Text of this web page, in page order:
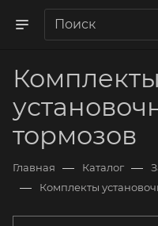
Комплекты
тормозов
Главная — Каталог —
— Комплекты